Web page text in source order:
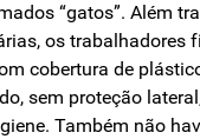
“gatos”. Além
os trabalhadores
cobertura de
sem proteção
Também não